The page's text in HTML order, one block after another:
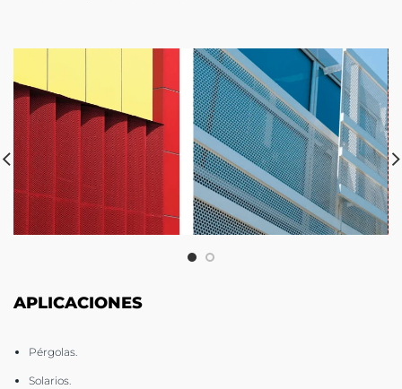
APLICACIONES
Pérgolas.
Solarios.